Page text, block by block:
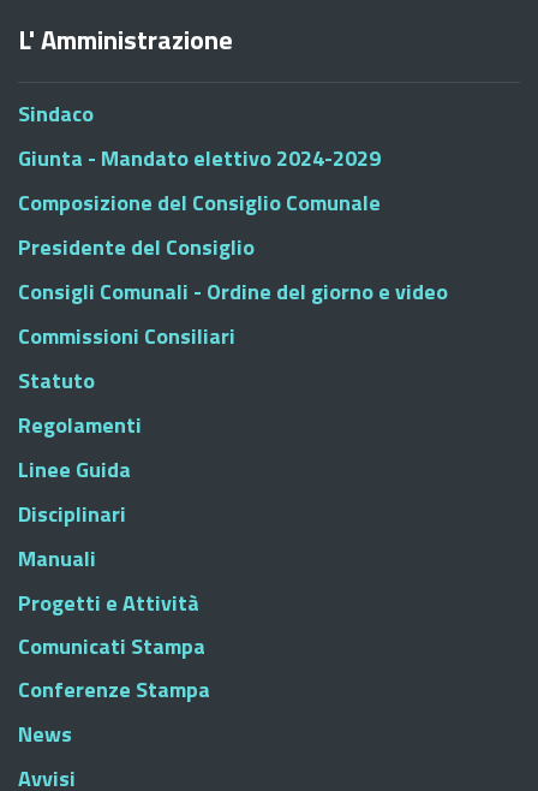
L' Amministrazione
Sindaco
Giunta - Mandato elettivo 2024-2029
Composizione del Consiglio Comunale
Presidente del Consiglio
Consigli Comunali - Ordine del giorno e video
Commissioni Consiliari
Statuto
Regolamenti
Linee Guida
Disciplinari
Manuali
Progetti e Attività
Comunicati Stampa
Conferenze Stampa
News
Avvisi